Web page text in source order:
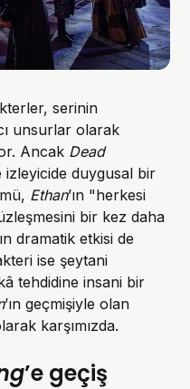
serinin
unsurlar olarak
Ancak Dead
izleyicide duygusal bir
Ethan’ın "herkesi
bir kez daha
dramatik etkisi de
ise şeytani
tehdidine insani bir
’ın geçmişiyle olan
karşımızda.
’e geçiş